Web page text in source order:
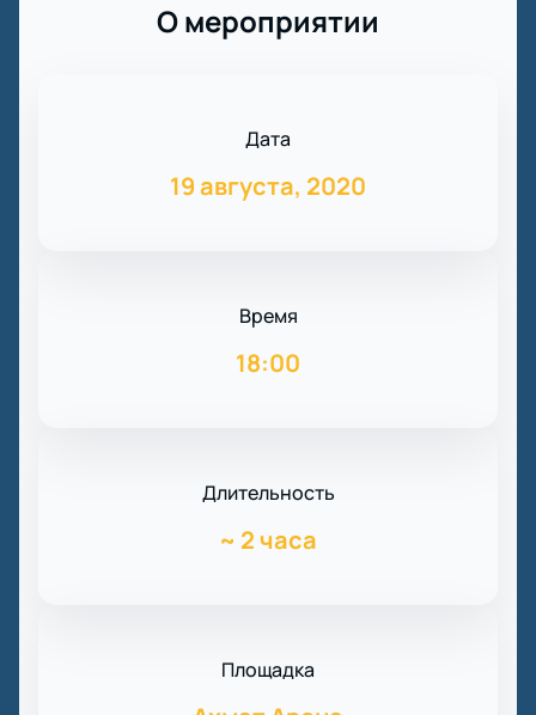
О мероприятии
Дата
19 августа, 2020
Время
18:00
Длительность
~ 2 часа
Площадка